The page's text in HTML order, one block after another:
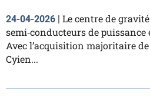
24-04-2026 | Le centre de
semi‑conducteurs de puissance
Avec l’acquisition majoritaire
Cyien...